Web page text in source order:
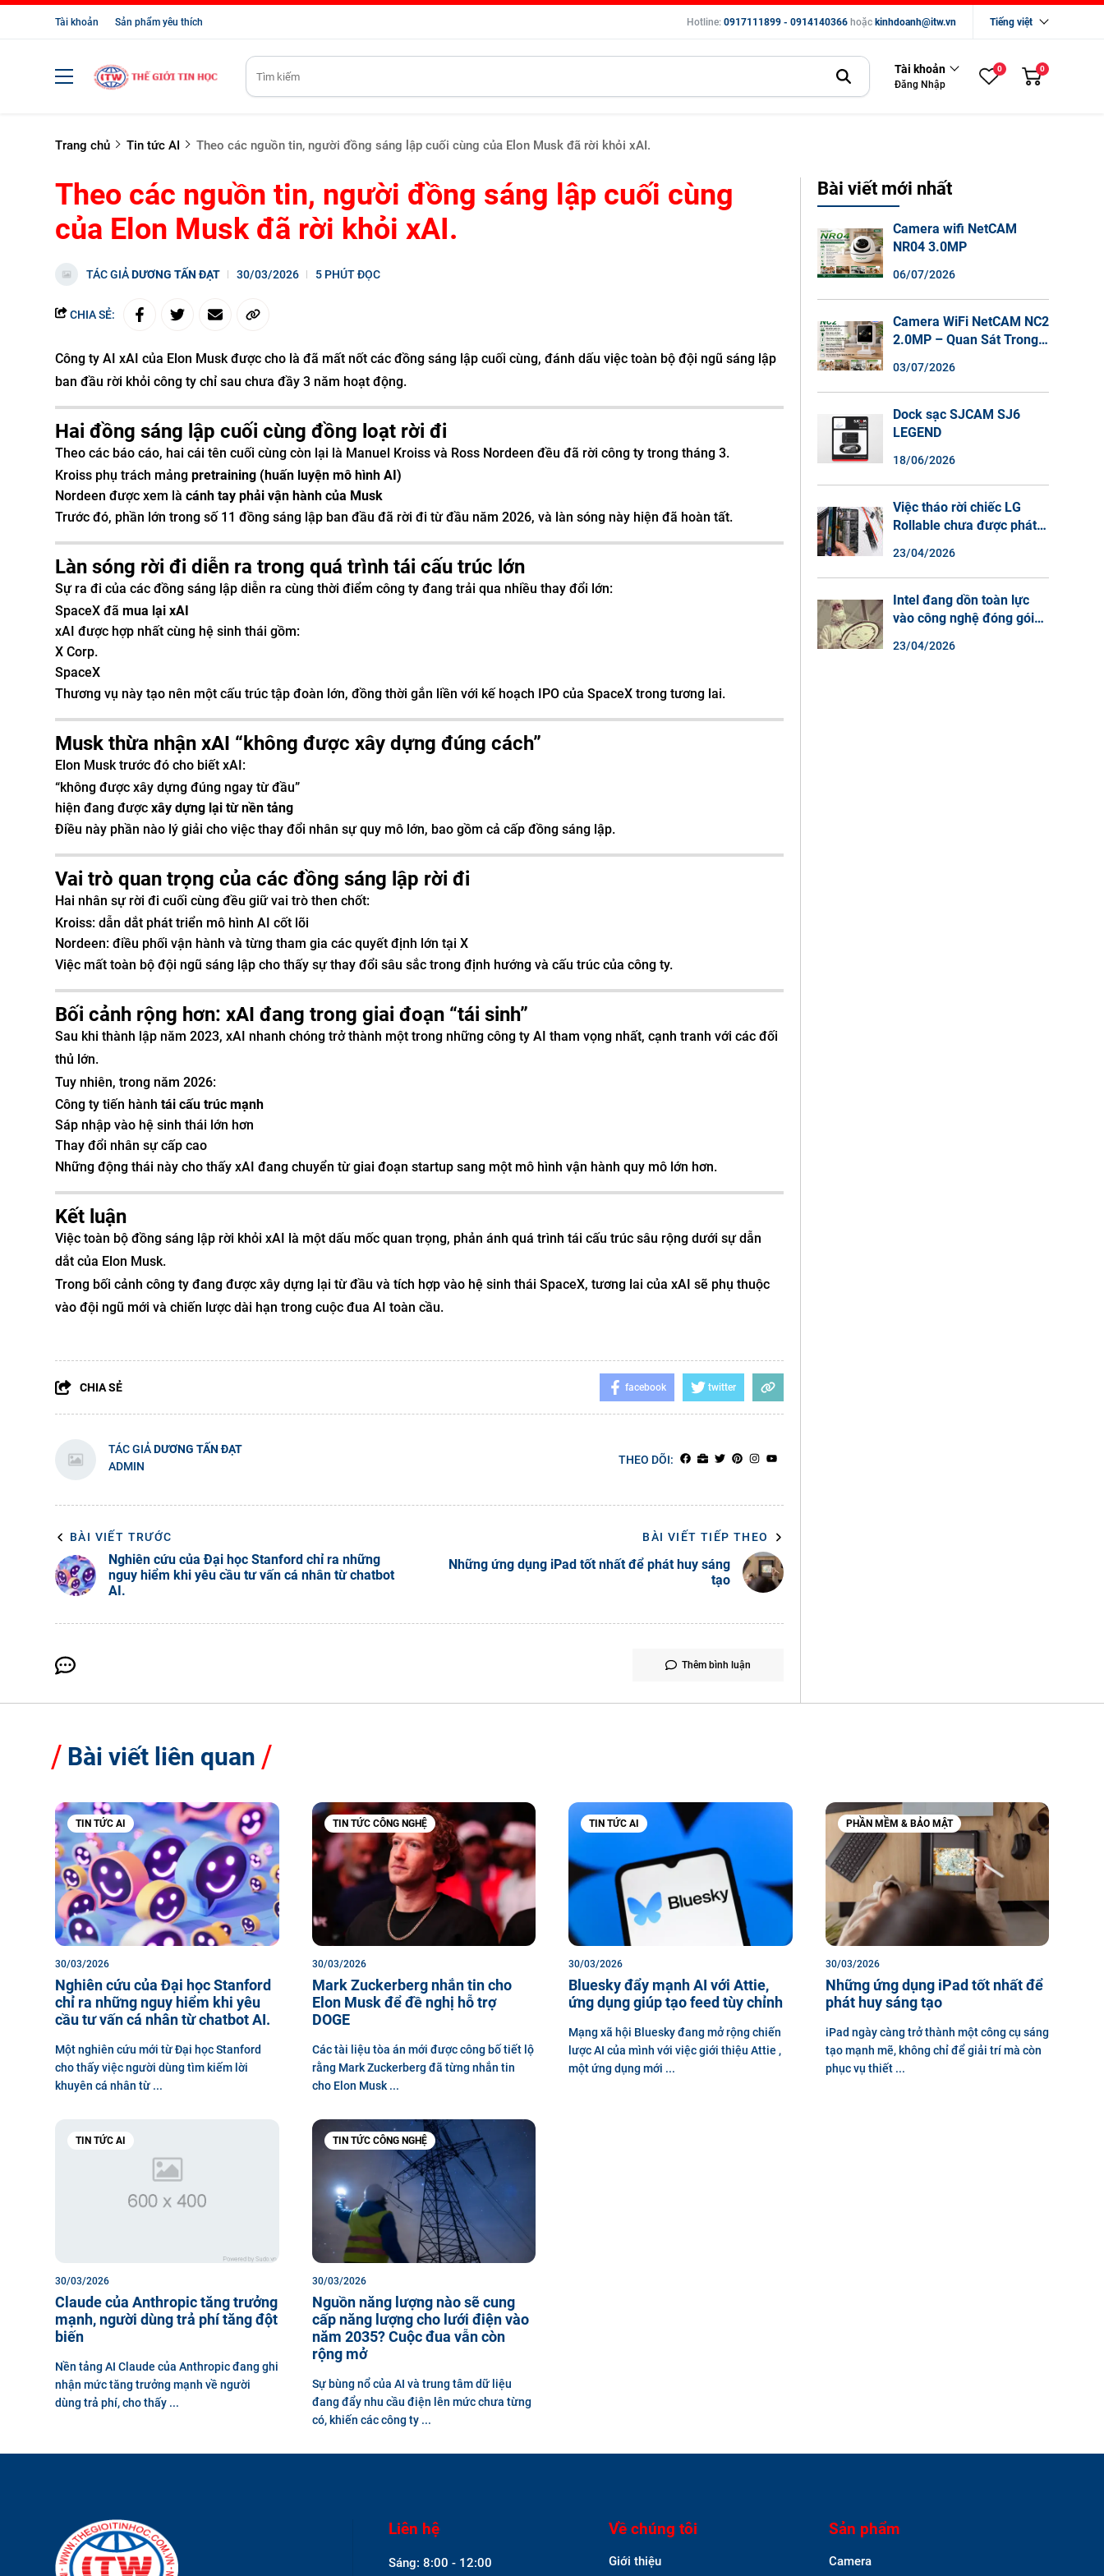
Tài khoản Sản phẩm yêu thích Hotline: 0917111899 - 0914140366 hoặc kinhdoanh@itw.vn Tiếng việt
Tài khoản
Đăng Nhập
0 0
Trang chủ Tin tức AI Theo các nguồn tin, người đồng sáng lập cuối cùng của Elon Musk đã rời khỏi xAI.
Theo các nguồn tin, người đồng sáng lập cuối cùng
của Elon Musk đã rời khỏi xAI.
TÁC GIẢDƯƠNG TẤN ĐẠT 30/03/2026 5 PHÚT ĐỌC
CHIA SẺ:
Công ty AI xAI của Elon Muskđược cho là đã mất nốt các đồng sáng lập cuối cùng, đánh dấu việc toàn bộ đội ngũ sáng lập
ban đầu rời khỏi công ty chỉ sau chưa đầy 3 năm hoạt động.
Hai đồng sáng lập cuối cùng đồng loạt rời đi
Theo các báo cáo, hai cái tên cuối cùng còn lại là Manuel Kroiss và Ross Nordeen đều đã rời công ty trong tháng 3.
Kroiss phụ trách mảng pretraining (huấn luyện mô hình AI)
Nordeen được xem là cánh tay phải vận hành của Musk
Trước đó, phần lớn trong số 11 đồng sáng lập ban đầu đã rời đi từ đầu năm 2026, và làn sóng này hiện đã hoàn tất.
Làn sóng rời đi diễn ra trong quá trình tái cấu trúc lớn
Sự ra đi của các đồng sáng lập diễn ra cùng thời điểm công ty đang trải qua nhiều thay đổi lớn:
SpaceX đã mua lại xAI
xAI được hợp nhất cùng hệ sinh thái gồm:
X Corp.
SpaceX
Thương vụ này tạo nên một cấu trúc tập đoàn lớn, đồng thời gắn liền với kế hoạch IPO của SpaceX trong tương lai.
Musk thừa nhận xAI “không được xây dựng đúng cách”
Elon Musk trước đó cho biết xAI:
“không được xây dựng đúng ngay từ đầu”
hiện đang được xây dựng lại từ nền tảng
Điều này phần nào lý giải cho việc thay đổi nhân sự quy mô lớn, bao gồm cả cấp đồng sáng lập.
Vai trò quan trọng của các đồng sáng lập rời đi
Hai nhân sự rời đi cuối cùng đều giữ vai trò then chốt:
Kroiss: dẫn dắt phát triển mô hình AI cốt lõi
Nordeen: điều phối vận hành và từng tham gia các quyết định lớn tại X
Việc mất toàn bộ đội ngũ sáng lập cho thấy sự thay đổi sâu sắc trong định hướng và cấu trúc của công ty.
Bối cảnh rộng hơn: xAI đang trong giai đoạn “tái sinh”
Sau khi thành lập năm 2023, xAI nhanh chóng trở thành một trong những công ty AI tham vọng nhất, cạnh tranh với các đối
thủ lớn.
Tuy nhiên, trong năm 2026:
Công ty tiến hành tái cấu trúc mạnh
Sáp nhập vào hệ sinh thái lớn hơn
Thay đổi nhân sự cấp cao
Những động thái này cho thấy xAI đang chuyển từ giai đoạn startup sang một mô hình vận hành quy mô lớn hơn.
Kết luận
Việc toàn bộ đồng sáng lập rời khỏi xAI là một dấu mốc quan trọng, phản ánh quá trình tái cấu trúc sâu rộng dưới sự dẫn
dắt của Elon Musk.
Trong bối cảnh công ty đang được xây dựng lại từ đầu và tích hợp vào hệ sinh thái SpaceX, tương lai của xAI sẽ phụ thuộc
vào đội ngũ mới và chiến lược dài hạn trong cuộc đua AI toàn cầu.
CHIA SẺ facebook twitter
TÁC GIẢDƯƠNG TẤN ĐẠT
ADMIN
THEO DÕI:
BÀI VIẾT TRƯỚC
Nghiên cứu của Đại học Stanford chỉ ra những
nguy hiểm khi yêu cầu tư vấn cá nhân từ chatbot
AI.
BÀI VIẾT TIẾP THEO
Những ứng dụng iPad tốt nhất để phát huy sáng
tạo
Thêm bình luận
Bài viết mới nhất
Camera wifi NetCAM
NR04 3.0MP
06/07/2026
Camera WiFi NetCAM NC2
2.0MP – Quan Sát Trong
Màu Ban Đêm, Đàm Thoại
2 Chiều
03/07/2026
Dock sạc SJCAM SJ6
LEGEND
18/06/2026
Việc tháo rời chiếc LG
Rollable chưa được phát
sao điện thoại màn hình
cuộn không phải là một xu
hướng.
23/04/2026
Intel đang dồn toàn lực
vào công nghệ đóng gói
23/04/2026
Bài viết liên quan
TIN TỨC AI
30/03/2026
Nghiên cứu của Đại học Stanford
chỉ ra những nguy hiểm khi yêu
cầu tư vấn cá nhân từ chatbot AI.
Một nghiên cứu mới từ Đại học Stanford
cho thấy việc người dùng tìm kiếm lời
khuyên cá nhân từ ...
TIN TỨC CÔNG NGHỆ
30/03/2026
Mark Zuckerberg nhắn tin cho
Elon Musk để đề nghị hỗ trợ
DOGE
Các tài liệu tòa án mới được công bố tiết lộ
rằng Mark Zuckerberg đã từng nhắn tin
cho Elon Musk ...
TIN TỨC AI
30/03/2026
Bluesky đẩy mạnh AI với Attie,
ứng dụng giúp tạo feed tùy chỉnh
Mạng xã hội Bluesky đang mở rộng chiến
lược AI của mình với việc giới thiệu Attie ,
một ứng dụng mới ...
PHẦN MỀM & BẢO MẬT
30/03/2026
Những ứng dụng iPad tốt nhất để
phát huy sáng tạo
iPad ngày càng trở thành một công cụ sáng
tạo mạnh mẽ, không chỉ để giải trí mà còn
phục vụ thiết ...
TIN TỨC AI
30/03/2026
Claude của Anthropic tăng trưởng
mạnh, người dùng trả phí tăng đột
biến
Nền tảng AI Claude của Anthropic đang ghi
nhận mức tăng trưởng mạnh về người
dùng trả phí, cho thấy ...
TIN TỨC CÔNG NGHỆ
30/03/2026
Nguồn năng lượng nào sẽ cung
cấp năng lượng cho lưới điện vào
năm 2035? Cuộc đua vẫn còn
rộng mở
Sự bùng nổ của AI và trung tâm dữ liệu
đang đẩy nhu cầu điện lên mức chưa từng
có, khiến các công ty ...
Liên hệ
Sáng: 8:00 - 12:00
Về chúng tôi
Giới thiệu
Sản phẩm
Camera